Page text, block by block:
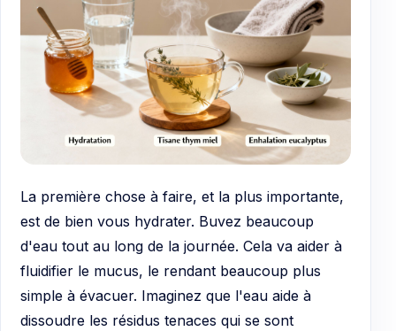
La première chose à faire, et la plus importante,
est de bien vous hydrater. Buvez beaucoup
d'eau tout au long de la journée. Cela va aider à
fluidifier le mucus, le rendant beaucoup plus
simple à évacuer. Imaginez que l'eau aide à
dissoudre les résidus tenaces qui se sont